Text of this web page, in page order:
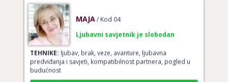
Ljubavni savjetnik je slobodan
TEHNIKE:ljubav, brak, veze, avanture, ljubavna
predviđanja i savjeti, kompatibilnost partnera, pogled u
budućnost
Broj tel: 064/600-600